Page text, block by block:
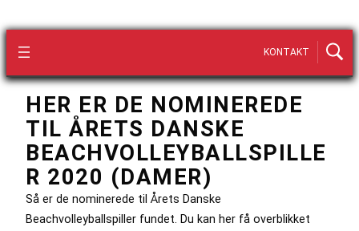
KONTAKT
HER ER DE NOMINEREDE
TIL ÅRETS DANSKE
BEACHVOLLEYBALLSPILLE
R 2020 (DAMER)
Så er de nominerede til Årets Danske
Beachvolleyballspiller fundet. Du kan her få overblikket